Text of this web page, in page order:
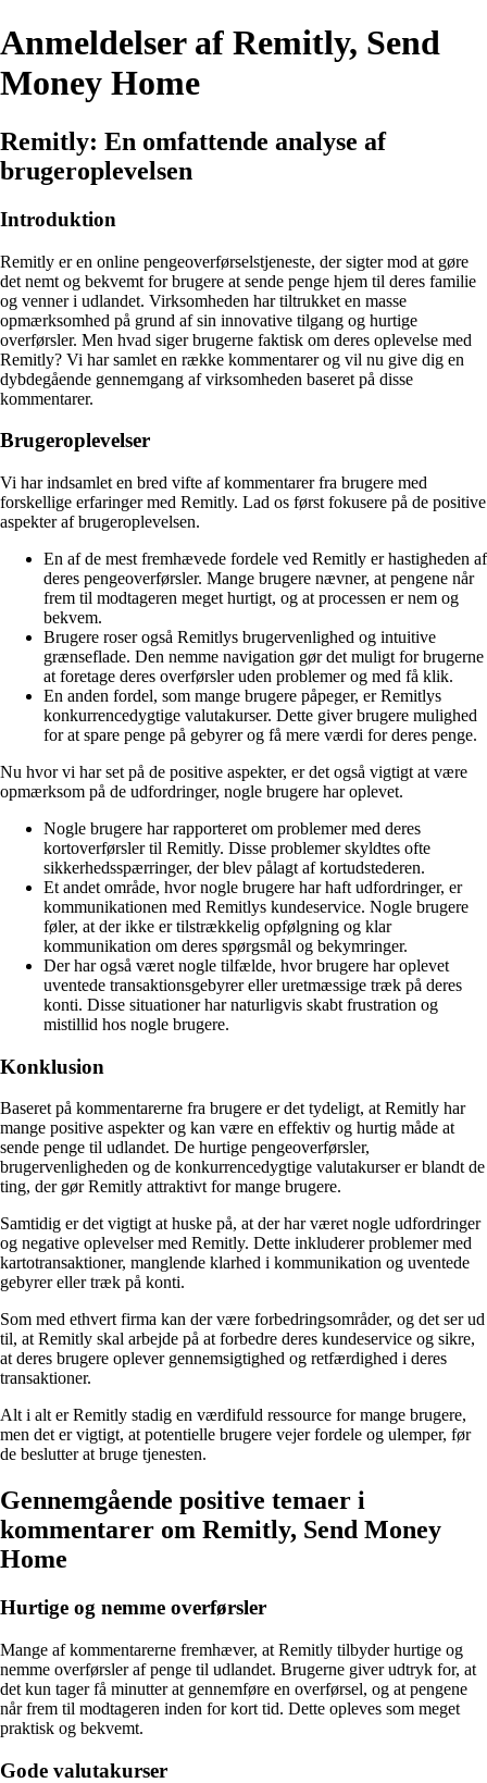
Anmeldelser af Remitly, Send
Money Home
Remitly: En omfattende analyse af
brugeroplevelsen
Introduktion
Remitly er en online pengeoverførselstjeneste, der sigter mod at gøre
det nemt og bekvemt for brugere at sende penge hjem til deres familie
og venner i udlandet. Virksomheden har tiltrukket en masse
opmærksomhed på grund af sin innovative tilgang og hurtige
overførsler. Men hvad siger brugerne faktisk om deres oplevelse med
Remitly? Vi har samlet en række kommentarer og vil nu give dig en
dybdegående gennemgang af virksomheden baseret på disse
kommentarer.
Brugeroplevelser
Vi har indsamlet en bred vifte af kommentarer fra brugere med
forskellige erfaringer med Remitly. Lad os først fokusere på de positive
aspekter af brugeroplevelsen.
En af de mest fremhævede fordele ved Remitly er hastigheden af
​​deres pengeoverførsler. Mange brugere nævner, at pengene når
frem til modtageren meget hurtigt, og at processen er nem og
bekvem.
Brugere roser også Remitlys brugervenlighed og intuitive
grænseflade. Den nemme navigation gør det muligt for brugerne
at foretage deres overførsler uden problemer og med få klik.
En anden fordel, som mange brugere påpeger, er Remitlys
konkurrencedygtige valutakurser. Dette giver brugere mulighed
for at spare penge på gebyrer og få mere værdi for deres penge.
Nu hvor vi har set på de positive aspekter, er det også vigtigt at være
opmærksom på de udfordringer, nogle brugere har oplevet.
Nogle brugere har rapporteret om problemer med deres
kortoverførsler til Remitly. Disse problemer skyldtes ofte
sikkerhedsspærringer, der blev pålagt af kortudstederen.
Et andet område, hvor nogle brugere har haft udfordringer, er
kommunikationen med Remitlys kundeservice. Nogle brugere
føler, at der ikke er tilstrækkelig opfølgning og klar
kommunikation om deres spørgsmål og bekymringer.
Der har også været nogle tilfælde, hvor brugere har oplevet
uventede transaktionsgebyrer eller uretmæssige træk på deres
konti. Disse situationer har naturligvis skabt frustration og
mistillid hos nogle brugere.
Konklusion
Baseret på kommentarerne fra brugere er det tydeligt, at Remitly har
mange positive aspekter og kan være en effektiv og hurtig måde at
sende penge til udlandet. De hurtige pengeoverførsler,
brugervenligheden og de konkurrencedygtige valutakurser er blandt de
ting, der gør Remitly attraktivt for mange brugere.
Samtidig er det vigtigt at huske på, at der har været nogle udfordringer
og negative oplevelser med Remitly. Dette inkluderer problemer med
kartotransaktioner, manglende klarhed i kommunikation og uventede
gebyrer eller træk på konti.
Som med ethvert firma kan der være forbedringsområder, og det ser ud
til, at Remitly skal arbejde på at forbedre deres kundeservice og sikre,
at deres brugere oplever gennemsigtighed og retfærdighed i deres
transaktioner.
Alt i alt er Remitly stadig en værdifuld ressource for mange brugere,
men det er vigtigt, at potentielle brugere vejer fordele og ulemper, før
de beslutter at bruge tjenesten.
Gennemgående positive temaer i
kommentarer om Remitly, Send Money
Home
Hurtige og nemme overførsler
Mange af kommentarerne fremhæver, at Remitly tilbyder hurtige og
nemme overførsler af penge til udlandet. Brugerne giver udtryk for, at
det kun tager få minutter at gennemføre en overførsel, og at pengene
når frem til modtageren inden for kort tid. Dette opleves som meget
praktisk og bekvemt.
Gode valutakurser